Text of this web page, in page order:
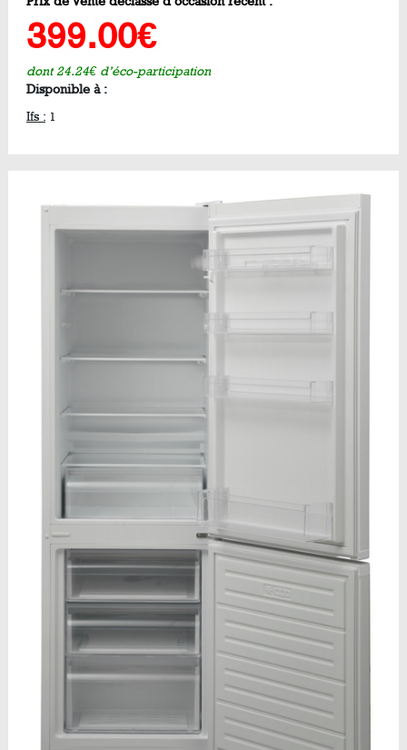
399.00€
dont 24.24€ d’éco-participation
Disponible à :
Ifs : 1